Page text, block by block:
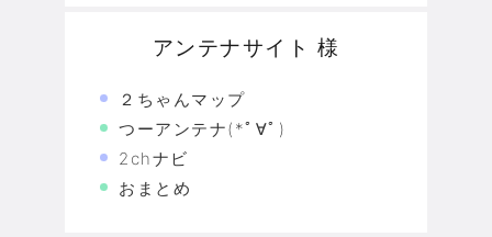
アンテナサイト 様
２ちゃんマップ
つーアンテナ(*ﾟ∀ﾟ)
2chナビ
おまとめ